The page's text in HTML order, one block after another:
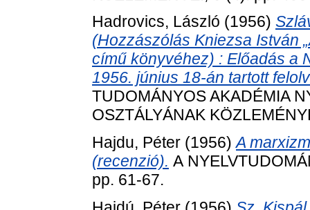
Hadrovics, László (1956)
(Hozzászólás Kniezsa István
című könyvéhez) : Előadás a
1956. június 18-án tartott
TUDOMÁNYOS AKADÉMIA
OSZTÁLYÁNAK
Hajdu, Péter (1956)A
(recenzió). А
pp. 61-67.